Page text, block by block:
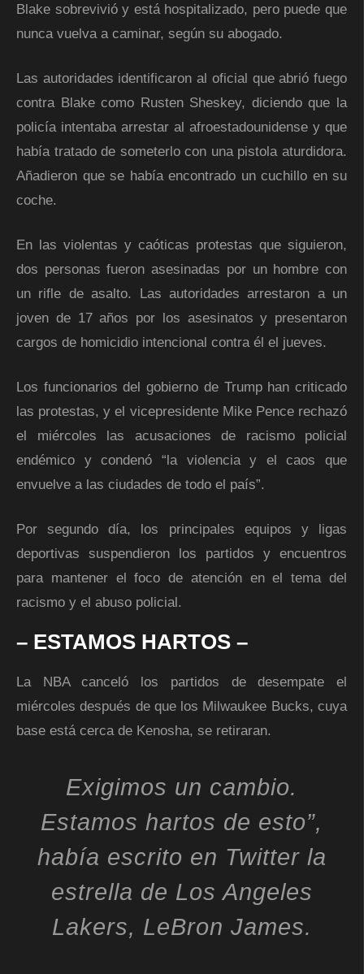
Blake sobrevivió y está hospitalizado, pero puede que
nunca vuelva a caminar, según su abogado.
Las autoridades identificaron al oficial que abrió fuego
contra Blake como Rusten Sheskey, diciendo que la
policía intentaba arrestar al afroestadounidense y que
había tratado de someterlo con una pistola aturdidora.
Añadieron que se había encontrado un cuchillo en su
coche.
En las violentas y caóticas protestas que siguieron,
dos personas fueron asesinadas por un hombre con
un rifle de asalto. Las autoridades arrestaron a un
joven de 17 años por los asesinatos y presentaron
cargos de homicidio intencional contra él el jueves.
Los funcionarios del gobierno de Trump han criticado
las protestas, y el vicepresidente Mike Pence rechazó
el miércoles las acusaciones de racismo policial
endémico y condenó “la violencia y el caos que
envuelve a las ciudades de todo el país”.
Por segundo día, los principales equipos y ligas
deportivas suspendieron los partidos y encuentros
para mantener el foco de atención en el tema del
racismo y el abuso policial.
– ESTAMOS HARTOS –
La NBA canceló los partidos de desempate el
miércoles después de que los Milwaukee Bucks, cuya
base está cerca de Kenosha, se retiraran.
Exigimos un cambio.
Estamos hartos de esto”,
había escrito en Twitter la
estrella de Los Angeles
Lakers, LeBron James.